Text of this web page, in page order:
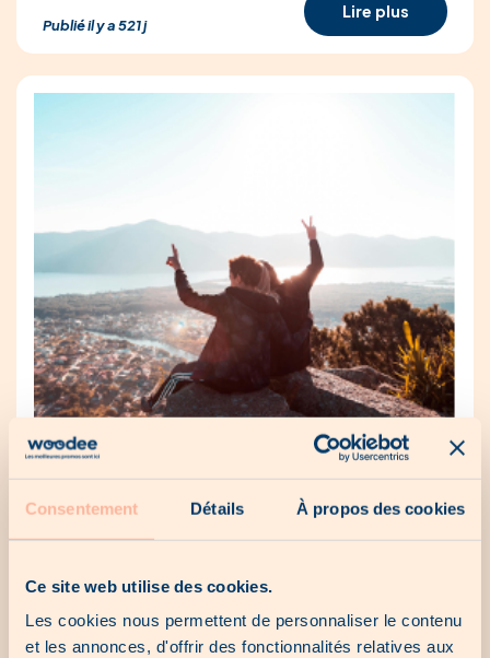
Consentement Détails À propos des cookies
Ce site web utilise des cookies.
Les cookies nous permettent de personnaliser le contenu
et les annonces, d'offrir des fonctionnalités relatives aux
Publié il y a 521 j
Lire plus
Journée internationale de l’amitié : les
meilleur(e) ami(e)
Le 30 juillet 2024, c’est la journée internationale de l’amitié ! Il
vous reste donc encore un peu de temps pour dénicher un